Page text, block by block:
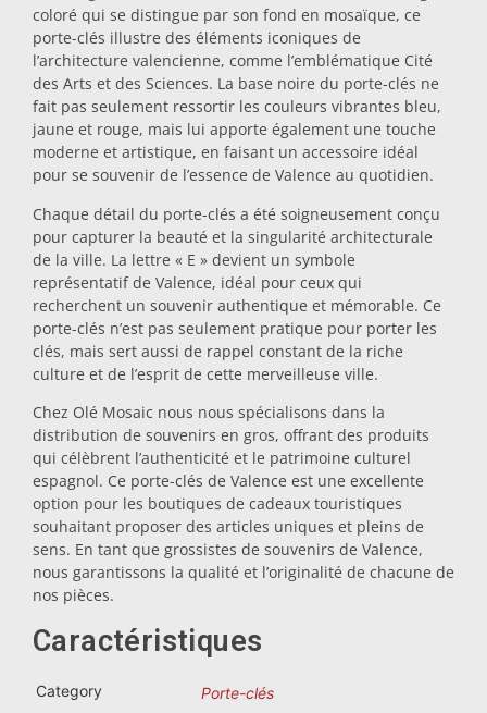
Bouchons
Huiliers
Dessous-de-plat
Verres
Verres à shot
Souvenirs par ville
Souvenirs d'Espagne
Souvenirs du Portugal
Souvenirs personnalisés
coloré qui se distingue par son fond en mosaïque, ce
porte-clés illustre des éléments iconiques de
l’architecture valencienne, comme l’emblématique Cité
des Arts et des Sciences. La base noire du porte-clés ne
fait pas seulement ressortir les couleurs vibrantes bleu,
jaune et rouge, mais lui apporte également une touche
moderne et artistique, en faisant un accessoire idéal
pour se souvenir de l’essence de Valence au quotidien.
Chaque détail du porte-clés a été soigneusement conçu
pour capturer la beauté et la singularité architecturale
de la ville. La lettre « E » devient un symbole
représentatif de Valence, idéal pour ceux qui
recherchent un souvenir authentique et mémorable. Ce
porte-clés n’est pas seulement pratique pour porter les
clés, mais sert aussi de rappel constant de la riche
culture et de l’esprit de cette merveilleuse ville.
Chez Olé Mosaic nous nous spécialisons dans la
distribution de souvenirs en gros, offrant des produits
qui célèbrent l’authenticité et le patrimoine culturel
espagnol. Ce porte-clés de Valence est une excellente
option pour les boutiques de cadeaux touristiques
souhaitant proposer des articles uniques et pleins de
sens. En tant que grossistes de souvenirs de Valence,
nous garantissons la qualité et l’originalité de chacune de
nos pièces.
Caractéristiques
Category
Porte-clés